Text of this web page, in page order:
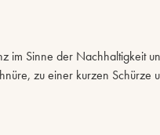
im Sinne der Nachhaltigkeit
zu einer kurzen Schürze